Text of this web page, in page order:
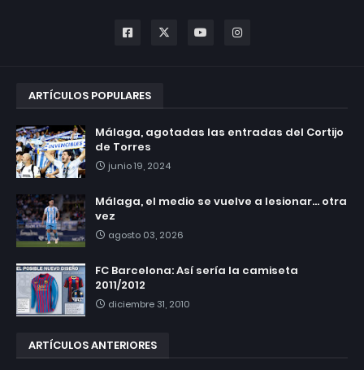
ARTÍCULOS POPULARES
Málaga, agotadas las entradas del Cortijo
de Torres
junio 19, 2024
Málaga, el medio se vuelve a lesionar... otra
vez
agosto 03, 2026
FC Barcelona: Así sería la camiseta
2011/2012
diciembre 31, 2010
ARTÍCULOS ANTERIORES